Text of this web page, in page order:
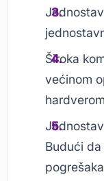
Široka
većinom
Budući